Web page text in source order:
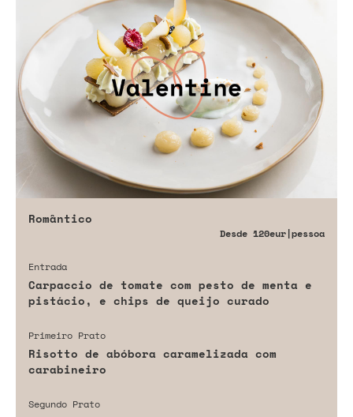
Romântico
Desde 120eur|pessoa
Entrada
Carpaccio de tomate com pesto de menta e
pistácio, e chips de queijo curado
Primeiro Prato
Risotto de abóbora caramelizada com
carabineiro
Segundo Prato